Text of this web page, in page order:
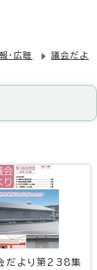
・広聴
議会だよ
だより第238集